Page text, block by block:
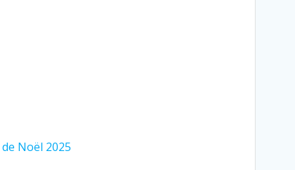
Noël 2025